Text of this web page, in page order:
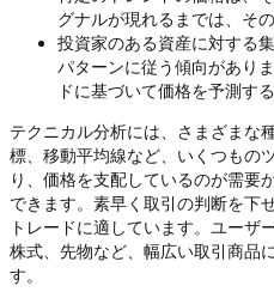
グナルが現れるまでは、そ
投資家のある資産に対する
パターンに従う傾向があり
ドに基づいて価格を予測す
テクニカル分析には、さまざまな
標、移動平均線など、いくつもの
り、価格を支配しているのが需要
できます。素早く取引の判断を下
トレードに適しています。ユーザ
株式、先物など、幅広い取引商品
す。